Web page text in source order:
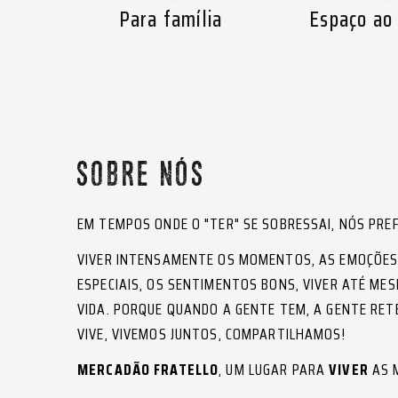
Para família Espaço
SOBRE NÓS
EM TEMPOS ONDE O "TER" SE SOBRESSAI, NÓS
VIVER INTENSAMENTE OS MOMENTOS, AS
ESPECIAIS, OS SENTIMENTOS BONS, VIVER ATÉ
VIDA. PORQUE QUANDO A GENTE TEM, A GENTE
VIVE, VIVEMOS JUNTOS, COMPARTILHAMOS!
MERCADÃO FRATELLO, UM LUGAR PARAVIVERAS